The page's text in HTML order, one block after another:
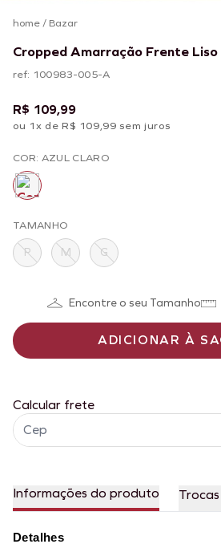
home/ Bazar
Cropped Amarração Frente Liso
ref: 100983-005-A
R$ 109,99
ou 1x de R$ 109,99 sem juros
COR: AZUL CLARO
TAMANHO
P M G
Encontre o seu Tamanho
ADICIONAR À
Calcular frete
Informações do produto
Detalhes